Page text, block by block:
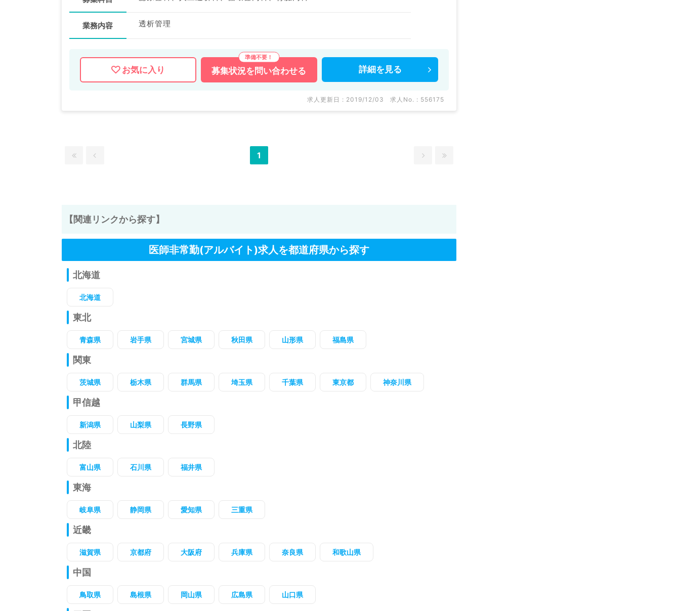
業務内容 透析管理
お気に入り 募集状況を 問い合わせる 詳細を 見る
求人更新日 : 2019/12/03 求人No. : 556175
1
【関連リンクから探す】
医師非常勤(アルバイト)求人を都道府県から探す
北海道
北海道
東北
青森県 岩手県 宮城県 秋田県 山形県 福島県
関東
茨城県 栃木県 群馬県 埼玉県 千葉県 東京都 神奈川県
甲信越
新潟県 山梨県 長野県
北陸
富山県 石川県 福井県
東海
岐阜県 静岡県 愛知県 三重県
近畿
滋賀県 京都府 大阪府 兵庫県 奈良県 和歌山県
中国
鳥取県 島根県 岡山県 広島県 山口県